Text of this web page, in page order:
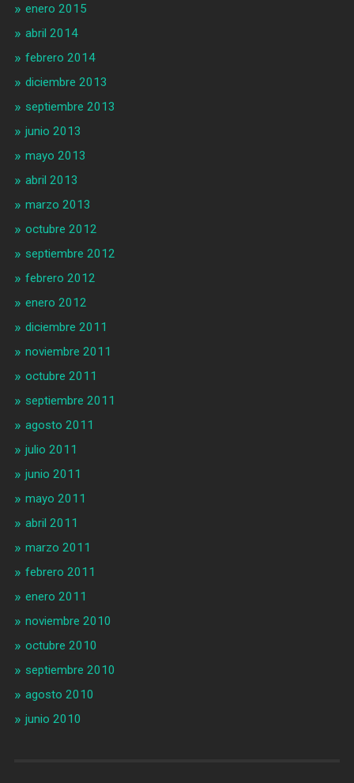
enero 2015
abril 2014
febrero 2014
diciembre 2013
septiembre 2013
junio 2013
mayo 2013
abril 2013
marzo 2013
octubre 2012
septiembre 2012
febrero 2012
enero 2012
diciembre 2011
noviembre 2011
octubre 2011
septiembre 2011
agosto 2011
julio 2011
junio 2011
mayo 2011
abril 2011
marzo 2011
febrero 2011
enero 2011
noviembre 2010
octubre 2010
septiembre 2010
agosto 2010
junio 2010